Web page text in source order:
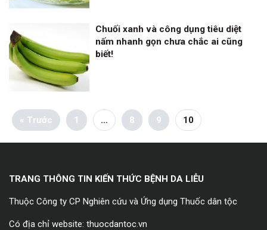
Chuối xanh và công dụng tiêu diệt
nấm nhanh gọn chưa chắc ai cũng
biết!
« Trước 1 … 8 9 10
TRANG THÔNG TIN KIẾN THỨC BỆNH DA LIỄU
Thuộc Công ty CP Nghiên cứu và Ứng dụng Thuốc dân tộc
Có địa chỉ website: thuocdantoc.vn